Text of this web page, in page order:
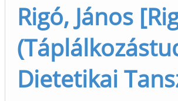
Rigó, János
Dietetikai